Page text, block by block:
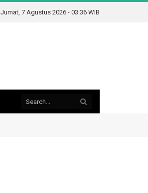
Jumat, 7 Agustus 2026 - 03:36 WIB